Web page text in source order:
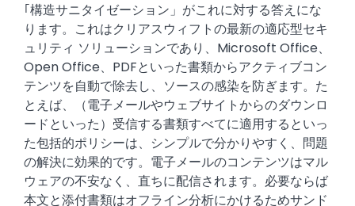
｢構造サニタイゼーション」がこれに対する答えにな
ります。これはクリアスウィフトの最新の適応型セキ
ュリティ ソリューションであり、Microsoft Office、
Open Office、PDFといった書類からアクティブコン
テンツを自動で除去し、ソースの感染を防ぎます。た
とえば、（電子メールやウェブサイトからのダウンロ
ードといった）受信する書類すべてに適用するといっ
た包括的ポリシーは、シンプルで分かりやすく、問題
の解決に効果的です。電子メールのコンテンツはマル
ウェアの不安なく、直ちに配信されます。必要ならば
本文と添付書類はオフライン分析にかけるためサンド